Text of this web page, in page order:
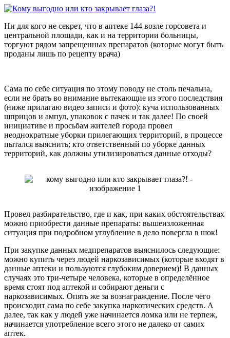
Ни для кого не секрет, что в аптеке 144 возле горсовета и
центральной площади, как и на территории больницы,
торгуют рядом запрещенных препаратов (которые могут быть
проданы лишь по рецепту врача)
Сама по себе ситуация по этому поводу не столь печальна,
если не брать во внимание вытекающие из этого последствия
(ниже прилагаю видео записи и фото): куча использованных
шприцов и ампул, упаковок с пачек и так далее! По своей
инициативе и просьбам жителей города провел
неоднократные уборки прилегающих территорий, в процессе
пытался выяснить; кто ответственный по уборке данных
территорий, как должны утилизироваться данные отходы?
Провел разбирательство, где и как, при каких обстоятельствах
можно приобрести данные препараты: вышеизложенная
ситуация при подробном углубление в дело повергла в шок!
При закупке данных медпрепаратов выяснилось следующие:
можно купить через людей наркозависимых (которые входят в
данные аптеки и пользуются глубоким доверием)! В данных
случаях это три-четыре человека, которые в определённое
время стоят под аптекой и собирают деньги с
наркозависимых. Опять же за вознаграждение. После чего
происходит сама по себе закупка наркотических средств. А
далее, так как у людей уже начинается ломка или не терпеж,
начинается употребление всего этого не далеко от самих
аптек.